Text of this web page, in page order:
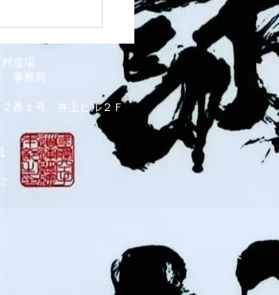
道場
事務局
２番１号 井上ビル２Ｆ